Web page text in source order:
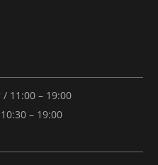
11:00 – 19:00
– 19:00